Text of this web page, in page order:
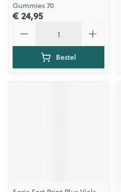
Gummies 70
€ 24,95
Bestel